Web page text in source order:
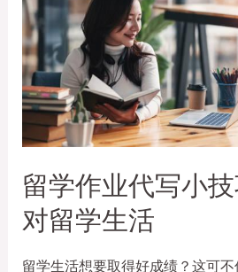
留学作业代写小
对留学生活
留学生活想要取得好成绩？这可